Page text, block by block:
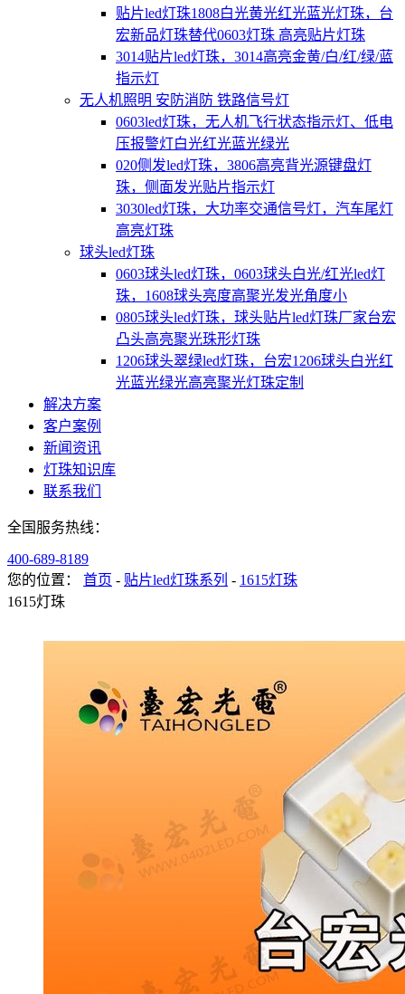
贴片led灯珠1808白光黄光红光蓝光灯珠，台
宏新品灯珠替代0603灯珠 高亮贴片灯珠
3014贴片led灯珠，3014高亮金黄/白/红/绿/蓝
指示灯
无人机照明 安防消防 铁路信号灯
0603led灯珠，无人机飞行状态指示灯、低电
压报警灯白光红光蓝光绿光
020侧发led灯珠，3806高亮背光源键盘灯
珠，侧面发光贴片指示灯
3030led灯珠，大功率交通信号灯，汽车尾灯
高亮灯珠
球头led灯珠
0603球头led灯珠，0603球头白光/红光led灯
珠，1608球头亮度高聚光发光角度小
0805球头led灯珠，球头贴片led灯珠厂家台宏
凸头高亮聚光珠形灯珠
1206球头翠绿led灯珠，台宏1206球头白光红
光蓝光绿光高亮聚光灯珠定制
解决方案
客户案例
新闻资讯
灯珠知识库
联系我们
全国服务热线：
400-689-8189
您的位置： 首页 - 贴片led灯珠系列 - 1615灯珠
1615灯珠